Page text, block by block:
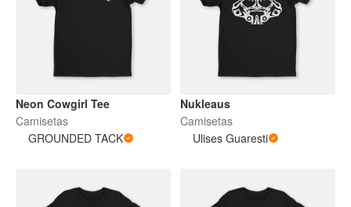
Neon Cowgirl Tee
Camisetas
GROUNDED TACK
Nukleaus
Camisetas
Ulises Guaresti